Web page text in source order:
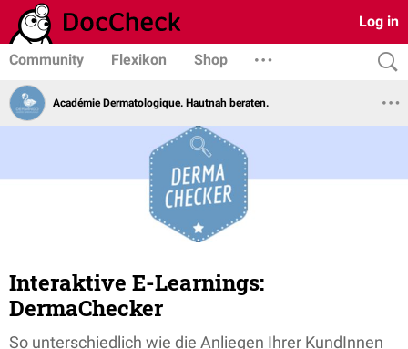
Log in
Community Flexikon Shop
Académie Dermatologique. Hautnah beraten.
Interaktive E-Learnings:
DermaChecker
So unterschiedlich wie die Anliegen Ihrer KundInnen